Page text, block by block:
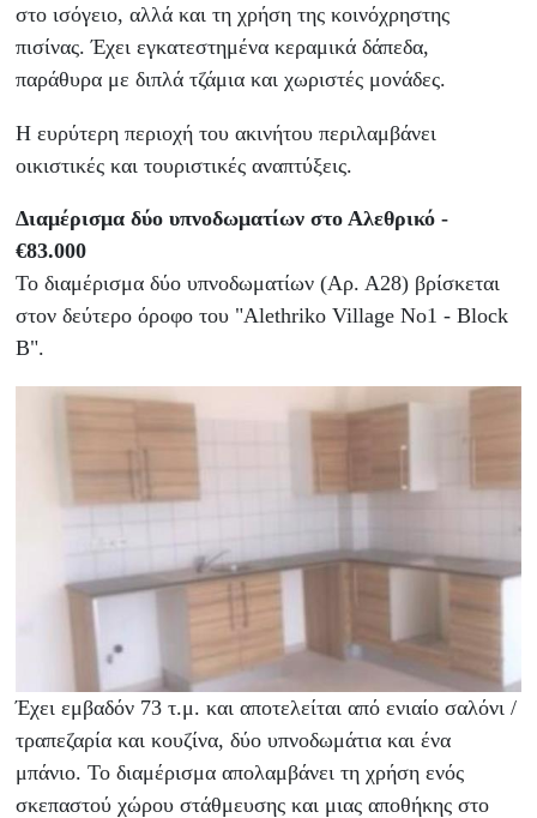
στο ισόγειο, αλλά και τη χρήση της κοινόχρηστης
πισίνας. Έχει εγκατεστημένα κεραμικά δάπεδα,
παράθυρα με διπλά τζάμια και χωριστές μονάδες.
Η ευρύτερη περιοχή του ακινήτου περιλαμβάνει
οικιστικές και τουριστικές αναπτύξεις.
Διαμέρισμα δύο υπνοδωματίων στο Αλεθρικό -
€83.000
Το διαμέρισμα δύο υπνοδωματίων (Αρ. Α28) βρίσκεται
στον δεύτερο όροφο του "Alethriko Village No1 - Block
B".
Έχει εμβαδόν 73 τ.μ. και αποτελείται από ενιαίο σαλόνι /
τραπεζαρία και κουζίνα, δύο υπνοδωμάτια και ένα
μπάνιο. Το διαμέρισμα απολαμβάνει τη χρήση ενός
σκεπαστού χώρου στάθμευσης και μιας αποθήκης στο